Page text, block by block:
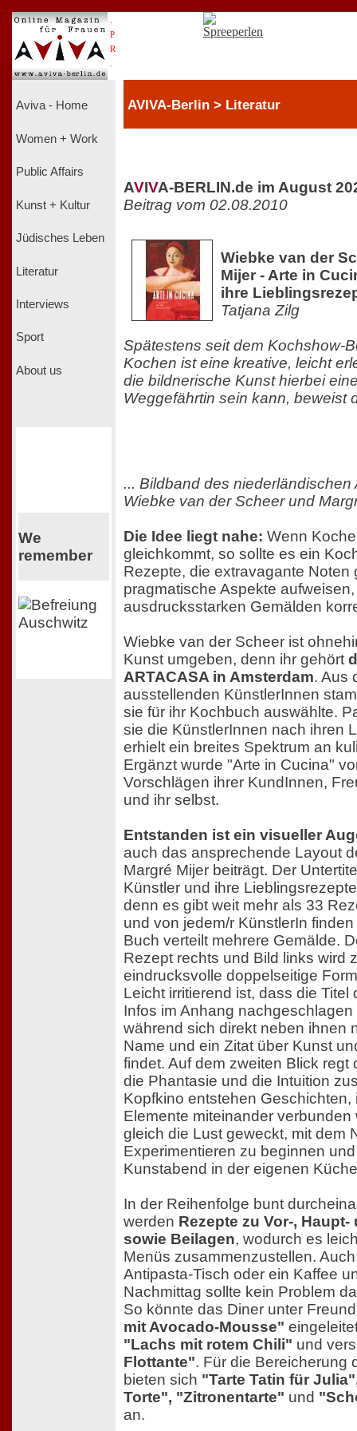
P
R
Aviva - Home
Women + Work
Public Affairs
Kunst + Kultur
Jüdisches Leben
Literatur
Interviews
Sport
About us
We
remember
AVIVA-Berlin > Literatur
AVIVA-BERLIN.de im August
Beitrag vom 02.08.2010
Wiebke van der
Mijer - Arte in
ihre
Tatjana Zilg
Spätestens seit dem Kochshow-
Kochen ist eine kreative, leicht
die bildnerische Kunst hierbei
Weggefährtin sein kann, beweist
... Bildband des niederländischen
Wiebke van der Scheer und
Die Idee liegt nahe: Wenn
gleichkommt, so sollte es ein
Rezepte, die extravagante Noten
pragmatische Aspekte
ausdrucksstarken Gemälden
Wiebke van der Scheer ist
Kunst umgeben, denn ihr gehört
ARTACASA in Amsterdam. Aus
ausstellenden KünstlerInnen
sie für ihr Kochbuch auswählte.
sie die KünstlerInnen nach ihren
erhielt ein breites Spektrum an
Ergänzt wurde "Arte in Cucina"
Vorschlägen ihrer KundInnen,
und ihr selbst.
Entstanden ist ein visueller
auch das ansprechende Layout
Margré Mijer beiträgt. Der
Künstler und ihre
denn es gibt weit mehr als 33
und von jedem/r KünstlerIn
Buch verteilt mehrere Gemälde.
Rezept rechts und Bild links wird
eindrucksvolle doppelseitige
Leicht irritierend ist, dass die Titel
Infos im Anhang
während sich direkt neben ihnen
Name und ein Zitat über Kunst
findet. Auf dem zweiten Blick regt
die Phantasie und die Intuition
Kopfkino entstehen Geschichten,
Elemente miteinander
gleich die Lust geweckt, mit dem
Experimentieren zu beginnen
Kunstabend in der eigenen
In der Reihenfolge bunt
werden Rezepte zu Vor-,
sowie Beilagen, wodurch es
Menüs zusammenzustellen.
Antipasta-Tisch oder ein Kaffee
Nachmittag sollte kein Problem
So könnte das Diner unter
mit Avocado-Mousse"
"Lachs mit rotem Chili" und
Flottante". Für die Bereicherung
bieten sich "Tarte Tatin für
Torte", "Zitronentarte" und
an.